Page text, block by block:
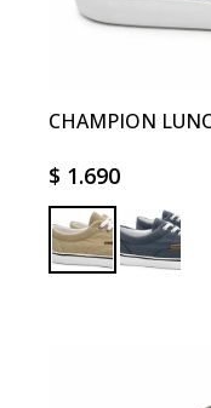
CHAMPION
$ 1.690